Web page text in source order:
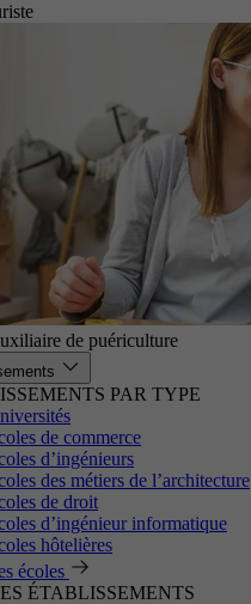
de puériculture
PAR TYPE
de commerce
d’ingénieurs
des métiers de l’architecture
de droit
d’ingénieur informatique
hôtelières
écoles
ÉTABLISSEMENTS